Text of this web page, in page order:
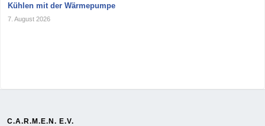
Kühlen mit der Wärmepumpe
7. August 2026
C.A.R.M.E.N. E.V.